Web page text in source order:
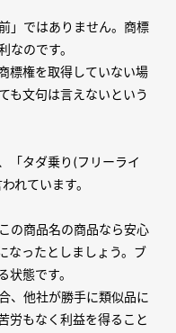
」ではありません。商標
なのです。
標権を取得していない場
も文句は言えないという
「タダ乗り (フリーライ
れています。
の商品名の商品なら安心
なったとしましょう。ブ
状態です。
、他社が勝手に類似品に
労もなく利益を得ること